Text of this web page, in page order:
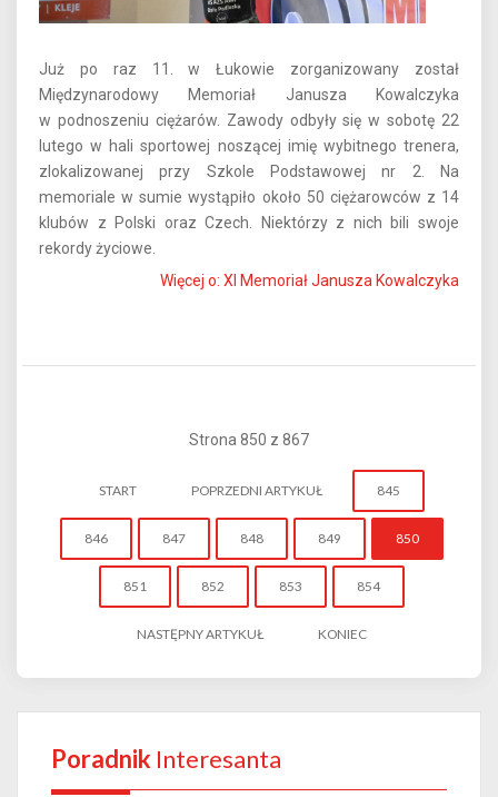
Już po raz 11. w Łukowie zorganizowany został
Międzynarodowy Memoriał Janusza Kowalczyka
w podnoszeniu ciężarów. Zawody odbyły się w sobotę 22
lutego w halisportowej noszącej imię wybitnego trenera,
zlokalizowanej przy Szkole Podstawowej nr 2. Na
memoriale w sumie wystąpiło około 50 ciężarowców z 14
klubów z Polski oraz Czech. Niektórzy z nich bili swoje
rekordy życiowe.
Więcej o: XI Memoriał Janusza Kowalczyka
Strona 850 z 867
START POPRZEDNI ARTYKUŁ 845
846 847 848 849 850
851 852 853 854
NASTĘPNY ARTYKUŁ KONIEC
Poradnik Interesanta